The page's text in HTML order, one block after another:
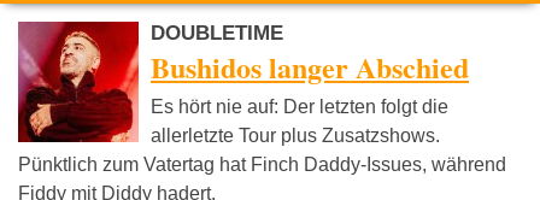
DOUBLETIME
Bushidos langer Abschied
Es hört nie auf: Der letzten folgt die
allerletzte Tour plus Zusatzshows.
Pünktlich zum Vatertag hat Finch Daddy-Issues, während
Fiddy mit Diddy hadert.